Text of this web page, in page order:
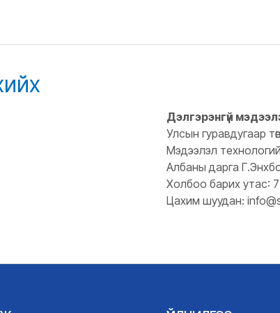
Дэлгэрэнгүй
Улсын гуравдугаар
Мэдээлэл
Албаны дарга
Холбоо барих утас:
Цахим шуудан: